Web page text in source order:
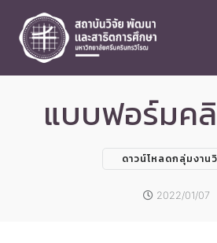
แบบฟอร์มค
ดาวน์โหลดกลุ่มงาน
2022/01/07